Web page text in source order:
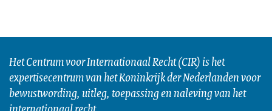
Het Centrum voor Internationaal Recht (CIR) is het
expertisecentrum van het Koninkrijk der Nederlanden voor
bewustwording, uitleg, toepassing en naleving van het